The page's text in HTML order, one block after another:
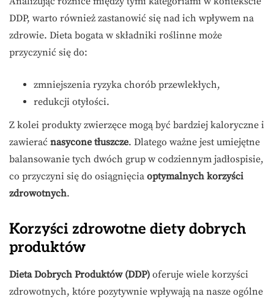
DDP, warto również zastanowić się nad ich wpływem na
zdrowie. Dieta bogata w składniki roślinne może
przyczynić się do:
zmniejszenia ryzyka chorób przewlekłych,
redukcji otyłości.
Z kolei produkty zwierzęce mogą być bardziej kaloryczne i
zawierać nasycone tłuszcze. Dlatego ważne jest umiejętne
balansowanie tych dwóch grup w codziennym jadłospisie,
co przyczyni się do osiągnięcia optymalnych korzyści
zdrowotnych.
Korzyści zdrowotne diety dobrych
produktów
Dieta Dobrych Produktów (DDP) oferuje wiele korzyści
zdrowotnych, które pozytywnie wpływają na nasze ogólne